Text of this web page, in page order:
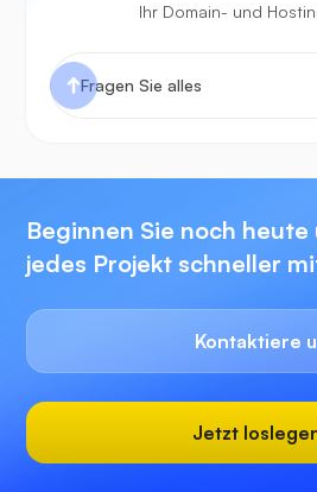
Ihr Domain- und
Beginnen Sie noch heute
jedes Projekt schneller
Kontaktiere
Jetzt